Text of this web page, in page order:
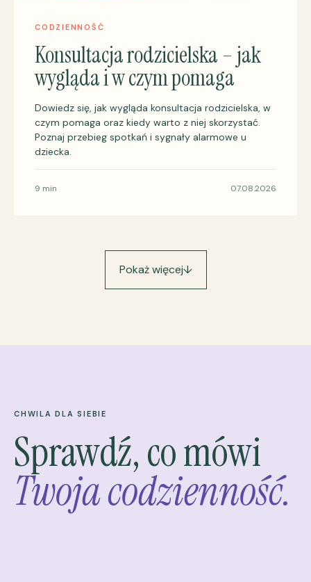
CODZIENNOŚĆ
Konsultacja rodzicielska – jak
wygląda i w czym pomaga
Dowiedz się, jak wygląda konsultacja rodzicielska, w
czym pomaga oraz kiedy warto z niej skorzystać.
Poznaj przebieg spotkań i sygnały alarmowe u
dziecka.
9 min 07.08.2026
Pokaż więcej↓
CHWILA DLA SIEBIE
Sprawdź, co mówi
Twoja codzienność.